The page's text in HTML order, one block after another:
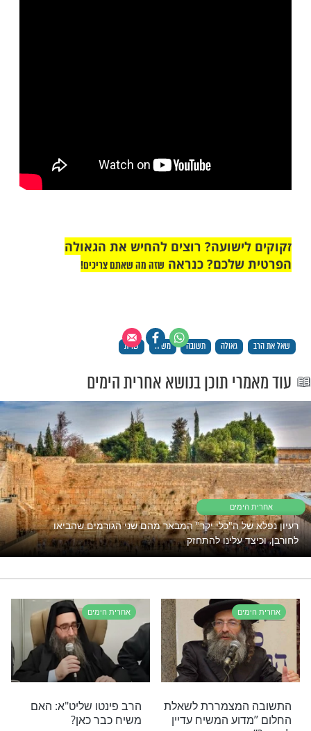
מזרחי – מה יקרה לדור אחרון כשיבוא המשיח?
גאולה תשובה משיח שו"ת
רוצים להחיש את הגאולה
שלכם? כנראהשזה מה שאתם צריכים!
תוכן בנושא אחרית הימים